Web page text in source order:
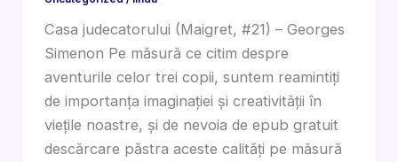
Casa judecatorului (Maigret, #21) – Georges
Simenon Pe măsură ce citim despre
aventurile celor trei copii, suntem reamintiți
de importanța imaginației și creativității în
viețile noastre, și de nevoia de epub gratuit
descărcare păstra aceste calități pe măsură